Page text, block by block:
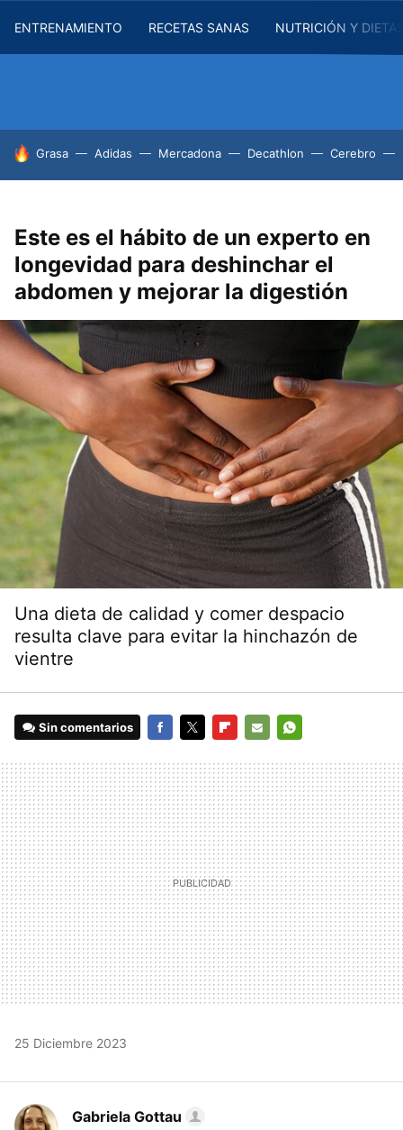
ENTRENAMIENTO RECETAS SANAS NUTRICIÓN Y
HOY SE HABLA DE
Grasa Adidas Mercadona Decathlon Cerebro
Este es el hábito de un experto en
longevidad para deshinchar el
abdomen y mejorar la digestión
Una dieta de calidad y comer despacio
resulta clave para evitar la hinchazón de
vientre
Sin comentarios
MAIL
25 Diciembre 2023
Gabriela Gottau